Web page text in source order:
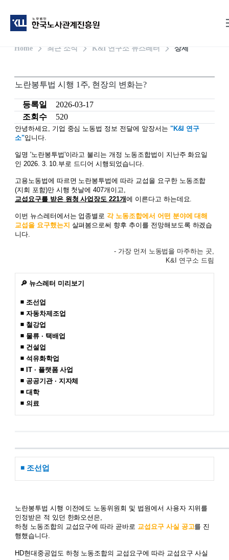
Home 최근 소식 K&I 연구소 뉴스레터 상세
노란봉투법 시행 1주, 현장의 변화는?
등록일
2026-03-17
조회수
520
안녕하세요, 기업 중심 노동법 정보 전달에 앞장서는 "K&I 연구
소"입니다.
일명 '노란봉투법'이라고 불리는 개정 노동조합법이 지난주 화요일
인 2026. 3. 10.부로 드디어 시행되었습니다.
고용노동법에 따르면 노란봉투법에 따라 교섭을 요구한 노동조합
(지회 포함)만 시행 첫날에 407개이고,
교섭요구를 받은 원청 사업장도 221개에 이른다고 하는데요.
이번 뉴스레터에서는 업종별로 각 노동조합에서 어떤 분야에 대해
교섭을 요구했는지 살펴봄으로써 향후 추이를 전망해보도록 하겠습
니다.
- 가장 먼저 노동법을 마주하는 곳,
K&I 연구소 드림
🔎 뉴스레터 미리보기
◾ 조선업
◾ 자동차제조업
◾ 철강업
◾ 물류 · 택배업
◾ 건설업
◾ 석유화학업
◾ IT · 플랫폼 사업
◾ 공공기관 · 지자체
◾ 대학
◾ 의료
◾ 조선업
노란봉투법 시행 이전에도 노동위원회 및 법원에서 사용자 지위를
인정받은 적 있던 한화오션은,
하청 노동조합의 교섭요구에 따라 곧바로 교섭요구 사실 공고를 진
행했습니다.
HD현대중공업도 하청 노동조합의 교섭요구에 따라 교섭요구 사실